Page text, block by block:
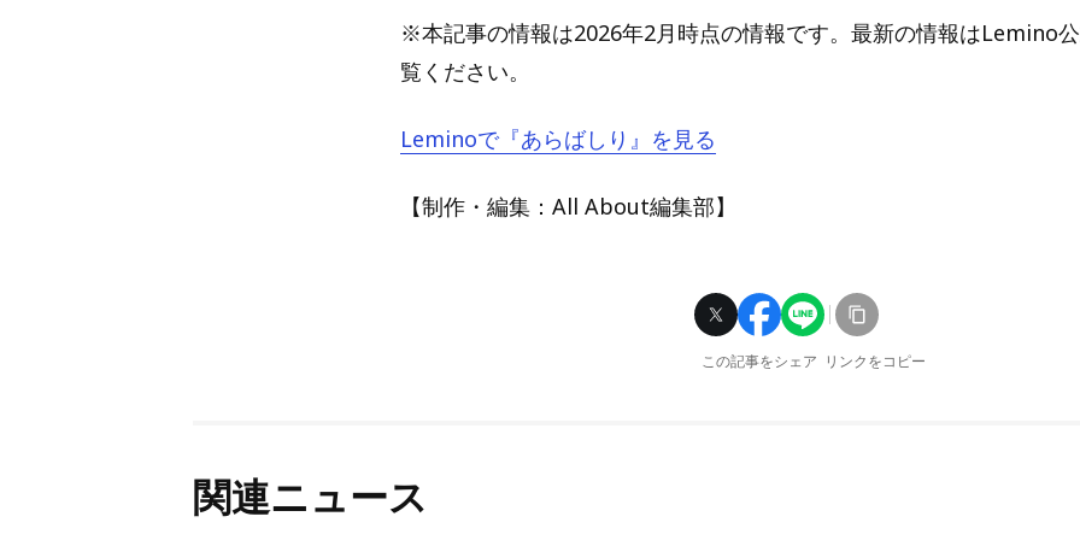
※本記事の情報は2026年2月時点の情報です。最新の情報はLemino
覧ください。
Leminoで『あらばしり』を見る
【制作・編集：All About編集部】
この記事をシェア リンクをコピー
関連ニュース